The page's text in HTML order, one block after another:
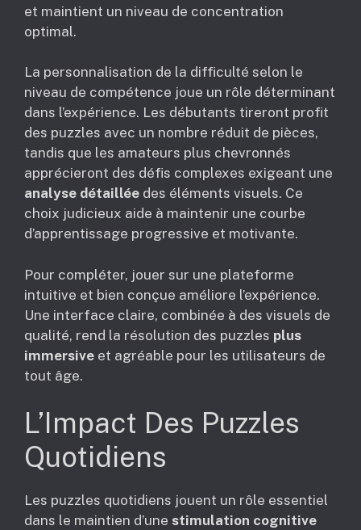
et maintient un niveau de concentration
optimal.
La personnalisation de la difficulté selon le
niveau de compétence joue un rôle déterminant
dans l’expérience. Les débutants tireront profit
des puzzles avec un nombre réduit de pièces,
tandis que les amateurs plus chevronnés
apprécieront des défis complexes exigeant une
analyse détaillée des éléments visuels. Ce
choix judicieux aide à maintenir une courbe
d’apprentissage progressive et motivante.
Pour compléter, jouer sur une plateforme
intuitive et bien conçue améliore l’expérience.
Une interface claire, combinée à des visuels de
qualité, rend la résolution des puzzles plus
immersive et agréable pour les utilisateurs de
tout âge.
L’Impact Des Puzzles
Quotidiens
Les puzzles quotidiens jouent un rôle essentiel
dans le maintien d’une stimulation cognitive